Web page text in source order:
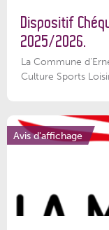
Dispositif
2025/2026.
La Commune
Culture Sports
Avis d'affichage